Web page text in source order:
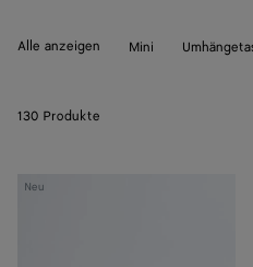
Alle anzeigen Mini
130 Produkte
Neu
Baby